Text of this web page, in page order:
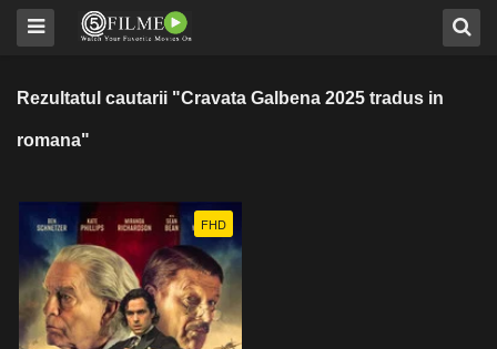
Rezultatul cautarii "Cravata Galbena 2025 tradus in
romana"
FHD